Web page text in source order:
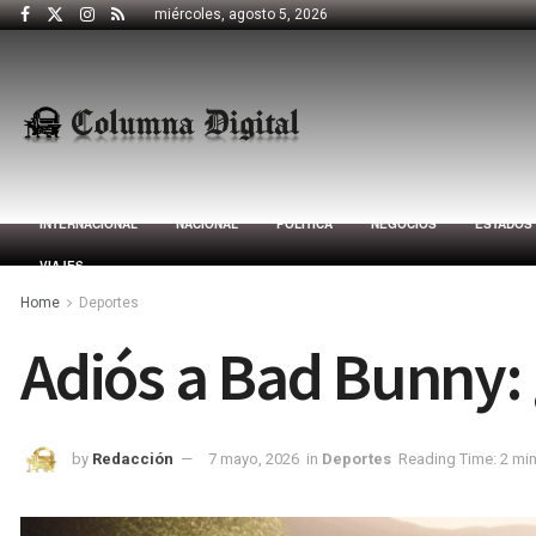
miércoles, agosto 5, 2026
INTERNACIONAL NACIONAL POLÍTICA NEGOCIOS ESTADOS
VIAJES
Home Deportes
Adiós a Bad
by Redacción 7 mayo, 2026 in Deportes Reading Time: 2